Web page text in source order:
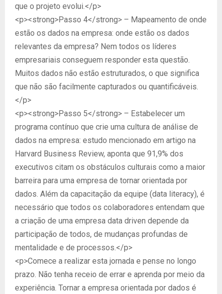
que o projeto evolui.</p>
<p><strong>Passo 4</strong> – Mapeamento de onde
estão os dados na empresa: onde estão os dados
relevantes da empresa? Nem todos os líderes
empresariais conseguem responder esta questão.
Muitos dados não estão estruturados, o que significa
que não são facilmente capturados ou quantificáveis.
</p>
<p><strong>Passo 5</strong> – Estabelecer um
programa contínuo que crie uma cultura de análise de
dados na empresa: estudo mencionado em artigo na
Harvard Business Review, aponta que 91,9% dos
executivos citam os obstáculos culturais como a maior
barreira para uma empresa de tornar orientada por
dados. Além da capacitação da equipe (data literacy), é
necessário que todos os colaboradores entendam que
a criação de uma empresa data driven depende da
participação de todos, de mudanças profundas de
mentalidade e de processos.</p>
<p>Comece a realizar esta jornada e pense no longo
prazo. Não tenha receio de errar e aprenda por meio da
experiência. Tornar a empresa orientada por dados é